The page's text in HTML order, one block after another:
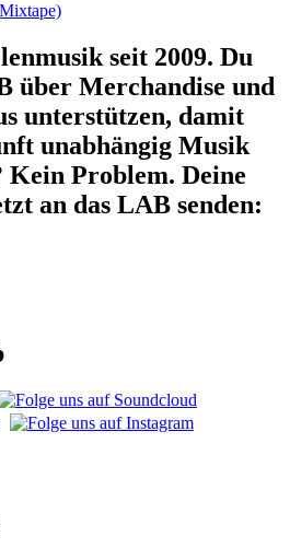
seit 2009. Du
über Merchandise und
unterstützen, damit
unabhängig Musik
Kein Problem. Deine
an das LAB senden: